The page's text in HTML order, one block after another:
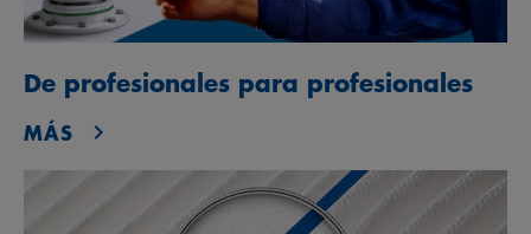
De profesionales para profesionales
MÁS